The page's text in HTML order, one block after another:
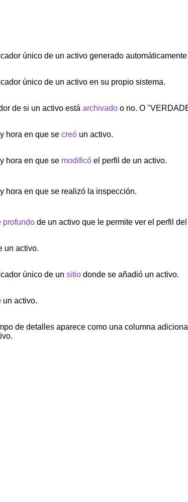
único de un activo generado
único de un activo en su propio sistema.
de si un activo está archivado o no. O
hora en que se creó un activo.
hora en que se modificó el perfil de un activo.
hora en que se realizó la inspección.
profundo de un activo que le permite ver el perfil
un activo.
único de un sitio donde se añadió un activo.
un activo.
de detalles aparece como una columna